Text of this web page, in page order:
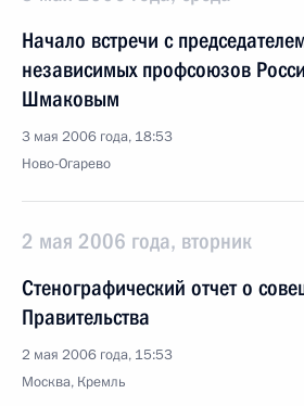
Начало встречи с
независимых профсоюзов
Шмаковым
3 мая 2006 года, 18:53
Ново-Огарево
2 мая 2006 года, вторник
Стенографический отчет о
Правительства
2 мая 2006 года, 15:53
Москва, Кремль